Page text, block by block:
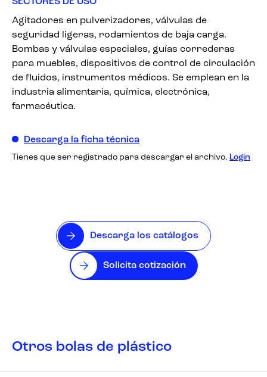
Agitadores en pulverizadores, válvulas de
seguridad ligeras, rodamientos de baja carga.
Bombas y válvulas especiales, guías correderas
para muebles, dispositivos de control de circulación
de fluidos, instrumentos médicos. Se emplean en la
industria alimentaria, química, electrónica,
farmacéutica.
Descarga la ficha técnica
Tienes que ser registrado para descargar el archivo. Login
Descarga los catálogos
Solicita cotización
Otros bolas de plástico